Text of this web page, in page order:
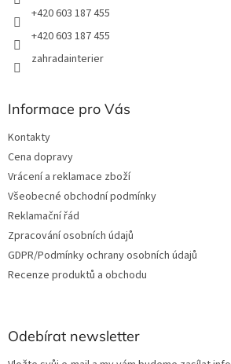
+420 603 187 455
+420 603 187 455
zahradainterier
Informace pro Vás
Kontakty
Cena dopravy
Vrácení a reklamace zboží
Všeobecné obchodní podmínky
Reklamační řád
Zpracování osobních údajů
GDPR/Podmínky ochrany osobních údajů
Recenze produktů a obchodu
Odebírat newsletter